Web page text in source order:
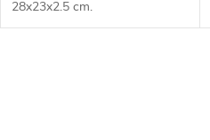
k
28x23x2.5 cm.